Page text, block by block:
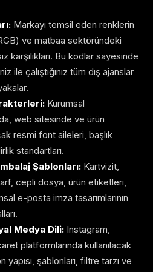
Markayı temsil eden renklerin
ve matbaa sektöründeki
karşılıkları. Bu kodlar sayesinde
ile çalıştığınız tüm dış ajanslar
Kurumsal
web sitesinde ve ürün
resmi font aileleri, başlık
standartları.
Şablonları: Kartvizit,
cepli dosya, ürün etiketleri,
e-posta imza tasarımlarının
Medya Dili: Instagram,
platformlarında kullanılacak
şablonları, filtre tarzı ve